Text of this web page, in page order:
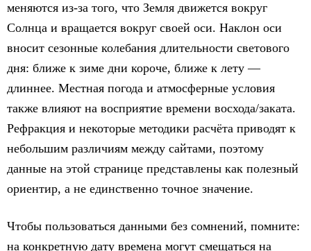
меняются из-за того, что Земля движется вокруг
Солнца и вращается вокруг своей оси. Наклон оси
вносит сезонные колебания длительности светового
дня: ближе к зиме дни короче, ближе к лету —
длиннее. Местная погода и атмосферные условия
также влияют на восприятие времени восхода/заката.
Рефракция и некоторые методики расчёта приводят к
небольшим различиям между сайтами, поэтому
данные на этой странице представлены как полезный
ориентир, а не единственно точное значение.
Чтобы пользоваться данными без сомнений, помните:
на конкретную дату времена могут смещаться на